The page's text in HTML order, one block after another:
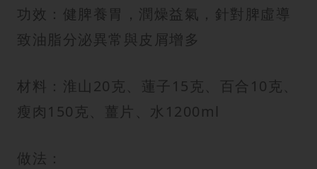
功效：健脾養胃，潤燥益氣，針對脾虛導
致油脂分泌異常與皮屑增多
材料：淮山20克、蓮子15克、百合10克、
瘦肉150克、薑片、水1200ml
做法：